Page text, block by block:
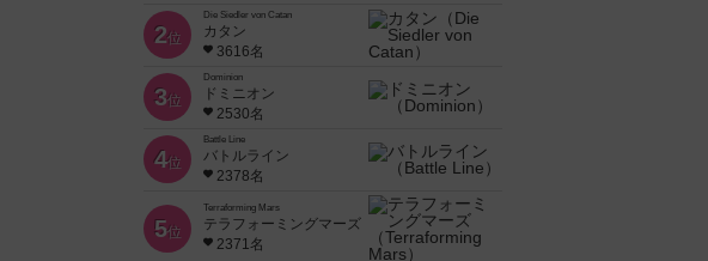
2位
Die Siedler von Catan
カタン
3616名
3位
Dominion
ドミニオン
2530名
4位
Battle Line
バトルライン
2378名
5位
Terraforming Mars
テラフォーミングマーズ
2371名